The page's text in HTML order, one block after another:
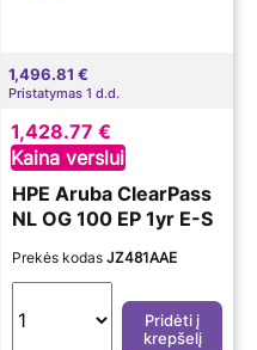
1,496.81 €
Pristatymas 1 d.d.
1,428.77 €
Kaina verslui
HPE Aruba ClearPass
NL OG 100 EP 1yr E-S
Prekės kodas JZ481AAE
Pridėti į
krepšelį